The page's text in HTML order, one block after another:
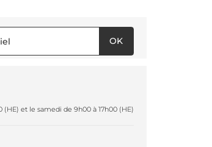
OK
et le samedi de 9h00 à 17h00 (HE)